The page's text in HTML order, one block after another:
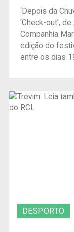
‘Depois da
‘Check-out’,
Companhia
edição do
entre os dias
DESPORTO